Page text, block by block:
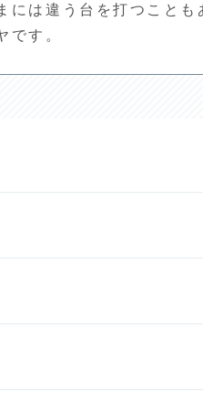
は違う台を打つこと
です。